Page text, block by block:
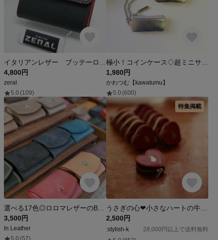
4,800円
zeral
5.0 (109)
1,980円
かわつむ【kawatumu】
5.0 (600)
3,500円
In Leather
特集掲載
2,500円
:stylish-k
28,000円以上で送料無料